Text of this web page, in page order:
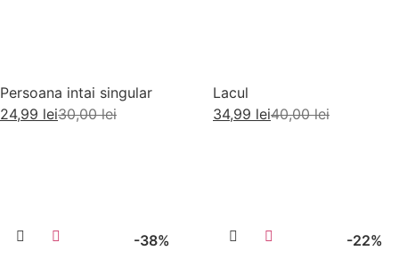
Persoana intai singular
30,00lei
24,99 lei
Lacul
40,00lei
34,99 lei
-38% -22%